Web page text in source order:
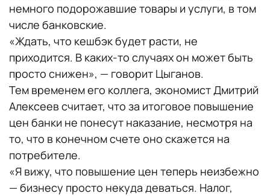
немного подорожавшие товары и услуги, в том
числе банковские.
«Ждать, что кешбэк будет расти, не
приходится. В каких-то случаях он может быть
просто снижен», — говорит Цыганов.
Тем временем его коллега, экономист Дмитрий
Алексеев считает, что за итоговое повышение
цен банки не понесут наказание, несмотря на
то, что в конечном счете оно скажется на
потребителе.
«Я вижу, что повышение цен теперь неизбежно
— бизнесу просто некуда деваться. Налог,